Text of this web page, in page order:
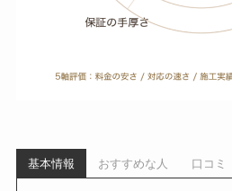
基本情報 おすすめな人 口コミ